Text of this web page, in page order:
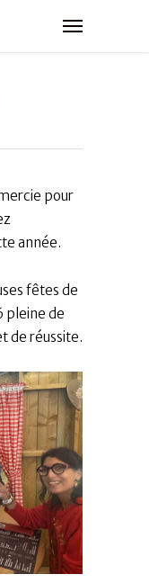
pour
année.
fêtes de
pleine de
de réussite.